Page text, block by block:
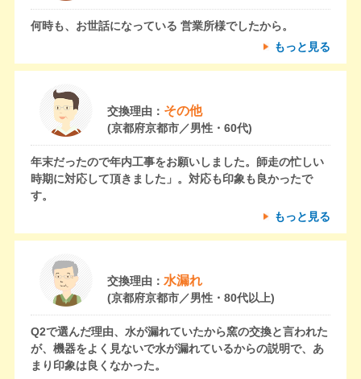
何時も、お世話になっている 営業所様でしたから。
もっと見る
交換理由： その他
(京都府京都市／男性・60代)
年末だったので年内工事をお願いしました。師走の忙しい
時期に対応して頂きました」。対応も印象も良かったで
す。
もっと見る
交換理由： 水漏れ
(京都府京都市／男性・80代以上)
Q2で選んだ理由、水が漏れていたから窯の交換と言われた
が、機器をよく見ないで水が漏れているからの説明で、あ
まり印象は良くなかった。